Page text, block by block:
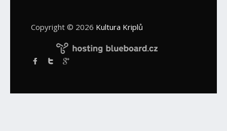
Copyright © 2026 Kultura Kriplů